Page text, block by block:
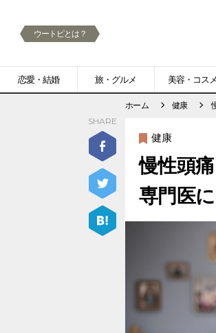
恋愛・結婚 旅・グルメ 美容・コスメ
ウートピとは？
ホーム 健康
健康
慢性頭
専門医
SHARE